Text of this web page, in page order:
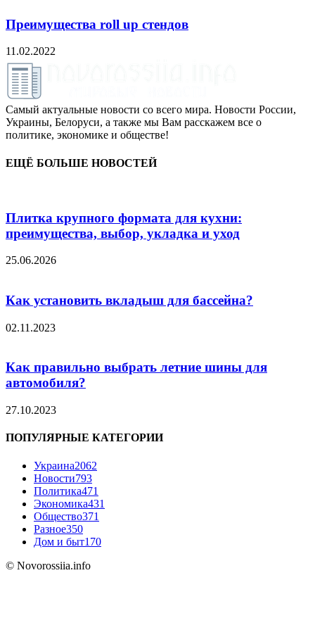
Преимущества roll up стендов
11.02.2022
Самый актуальные новости со всего мира. Новости России,
Украины, Белоруси, а также мы Вам расскажем все о
политике, экономике и обществе!
ЕЩЁ БОЛЬШЕ НОВОСТЕЙ
Плитка крупного формата для кухни:
преимущества, выбор, укладка и уход
25.06.2026
Как установить вкладыш для бассейна?
02.11.2023
Как правильно выбрать летние шины для
автомобиля?
27.10.2023
ПОПУЛЯРНЫЕ КАТЕГОРИИ
Украина2062
Новости793
Политика471
Экономика431
Общество371
Разное350
Дом и быт170
© Novorossiia.info